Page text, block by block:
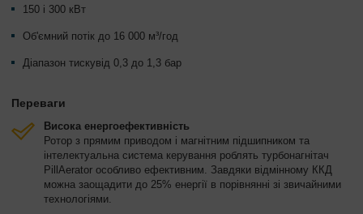
150 і 300 кВт
Об'ємний потік до 16 000 м³/год
Діапазон тискувід 0,3 до 1,3 бар
Переваги
Висока енергоефективність
Ротор з прямим приводом і магнітним підшипником та
інтелектуальна система керування роблять турбонагнітач
PillAerator особливо ефективним. Завдяки відмінному ККД
можна заощадити до 25% енергії в порівнянні зі звичайними
технологіями.